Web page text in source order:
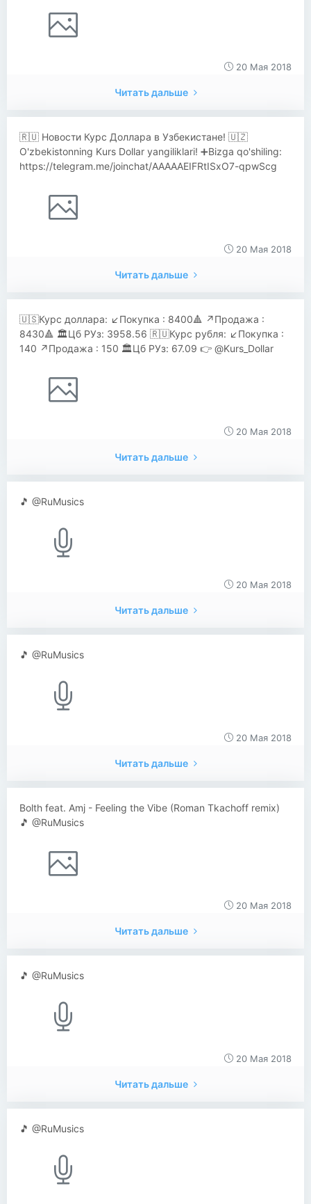
20 Мая 2018
Читать дальше
🇷🇺 Новости Курс Доллара в Узбекистане! 🇺🇿
O'zbekistonning Kurs Dollar yangiliklari! ➕Bizga qo'shiling:
https://telegram.me/joinchat/AAAAAEIFRtISxO7-qpwScg
20 Мая 2018
Читать дальше
🇺🇸Курс доллара: ↙️Покупка : 8400🔺 ↗️Продажа :
8430🔺 🏛Цб РУз: 3958.56 🇷🇺Курс рубля: ↙️Покупка :
140 ↗️Продажа : 150 🏛Цб РУз: 67.09 👉 @Kurs_Dollar
20 Мая 2018
Читать дальше
🎵 @RuMusics
20 Мая 2018
Читать дальше
🎵 @RuMusics
20 Мая 2018
Читать дальше
Bolth feat. Amj - Feeling the Vibe (Roman Tkachoff remix)
🎵 @RuMusics
20 Мая 2018
Читать дальше
🎵 @RuMusics
20 Мая 2018
Читать дальше
🎵 @RuMusics